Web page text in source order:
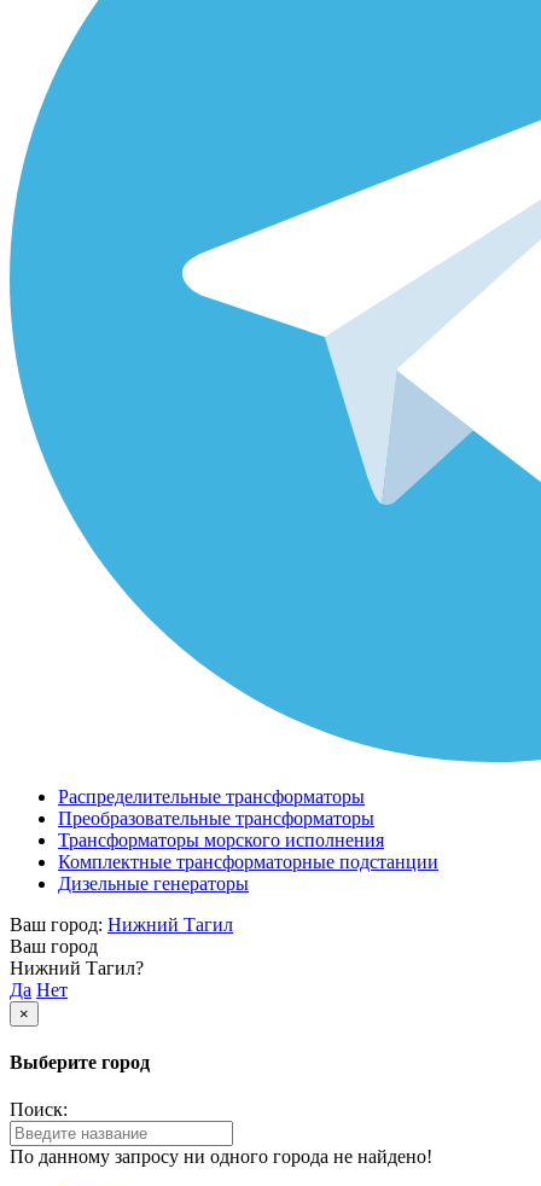
Распределительные трансформаторы
Преобразовательные трансформаторы
Трансформаторы морского исполнения
Комплектные трансформаторные подстанции
Дизельные генераторы
Ваш город: Нижний Тагил
Ваш город
Нижний Тагил?
Да Нет
×
Выберите город
Поиск:
По данному запросу ни одного города не найдено!